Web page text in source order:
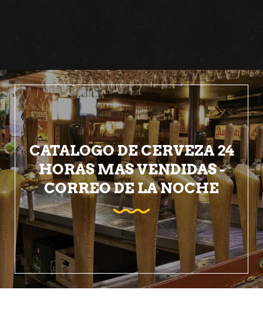
CATALOGO DE CERVEZA 24
HORAS MAS VENDIDAS -
CORREO DE LA NOCHE